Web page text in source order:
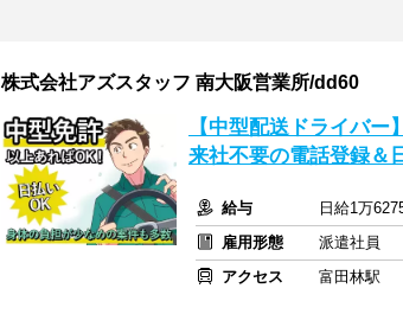
株式会社アズスタッフ 南大阪営業所/dd60
【中型配送ドライバ
来社不要の電話登録＆
給与
日給1万
雇用形態
派遣社員
アクセス
富田林駅